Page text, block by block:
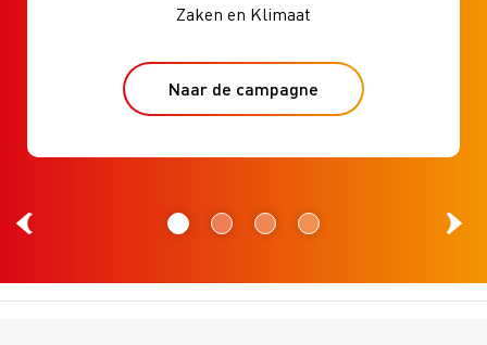
Zaken en Klimaat
Naar de campagne